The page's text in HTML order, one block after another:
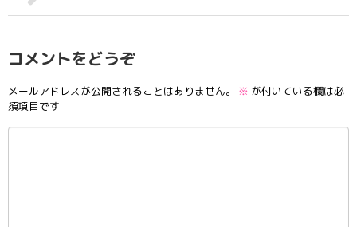
コメントをどうぞ
メールアドレスが公開されることはありません。 ※ が付いている欄は必
須項目です